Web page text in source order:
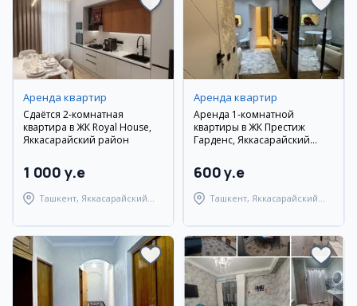
Аренда квартир
Сдаётся 2-комнатная
квартира в ЖК Royal House,
Яккасарайский район
1 000 y.e
Ташкент, Яккасарайский
Аренда квартир
Аренда 1-комнатной
квартиры в ЖК Престиж
Гарденс, Яккасарайский
600 y.e
Ташкент, Яккасарайский